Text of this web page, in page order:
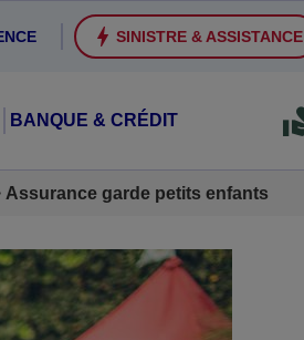
SINISTRE & ASSISTANCE
BANQUE & CRÉDIT
Assurance garde petits enfants